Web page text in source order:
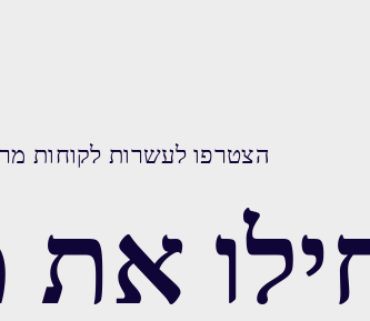
הצטרפו לעשרות לקוחות